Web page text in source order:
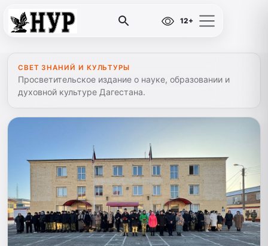
12+
СВЕТ ЗНАНИЙ И КУЛЬТУРЫ
Просветительское издание о науке, образовании и
духовной культуре Дагестана.